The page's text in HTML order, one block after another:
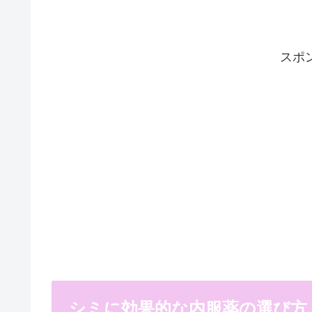
スポ
シミに効果的な内服薬の選び方